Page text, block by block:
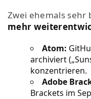
Zwei ehemals sehr
mehr
Atom:
archiviert
konzentrieren.
Adobe
Brackets im